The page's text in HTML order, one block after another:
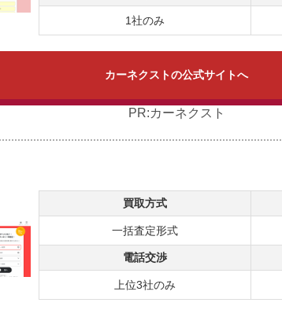
1社のみ
カーネクストの公式サイトへ
PR:カーネクスト
買取方式
一括査定形式
電話交渉
上位3社のみ